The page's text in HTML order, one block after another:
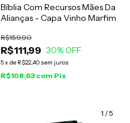
Bíblia Com Recursos Mães Da
Alianças - Capa Vinho Marfim
R$111,99
R$159,90
30% OFF
5x de R$22,40 sem juros
R$108,63 com Pix
1 /5